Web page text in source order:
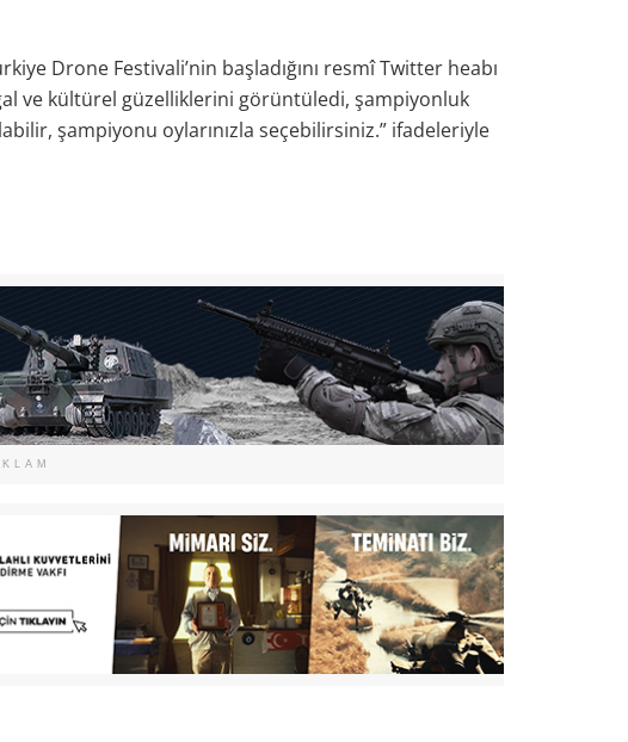
Drone Festivali’nin başladığını resmî Twitter heabı
ve kültürel güzelliklerini görüntüledi, şampiyonluk
şampiyonu oylarınızla seçebilirsiniz.” ifadeleriyle